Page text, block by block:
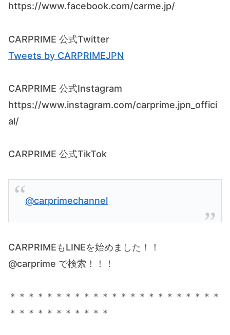
https://www.facebook.com/carme.jp/
CARPRIME 公式Twitter
Tweets by CARPRIMEJPN
CARPRIME 公式Instagram
https://www.instagram.com/carprime.jpn_offici
al/
CARPRIME 公式TikTok
@carprimechannel
CARPRIMEもLINEを始めました！！
@carprime で検索！！！
＊＊＊＊＊＊＊＊＊＊＊＊＊＊＊＊＊＊＊＊＊＊＊
＊＊＊＊＊＊＊＊＊＊＊